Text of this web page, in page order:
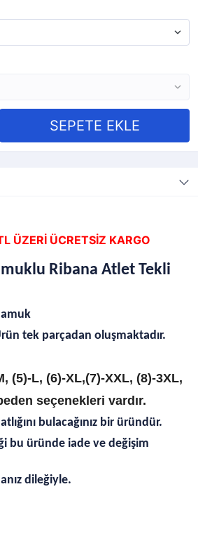
ÜCRETSİZ KARGO
Ribana Atlet Tekli
tek parçadan oluşmaktadır.
(5)-L, (6)-XL,(7)-XXL, (8)-3XL,
seçenekleri vardır.
bulacağınız bir üründür.
bu üründe iade ve değişim
dileğiyle.